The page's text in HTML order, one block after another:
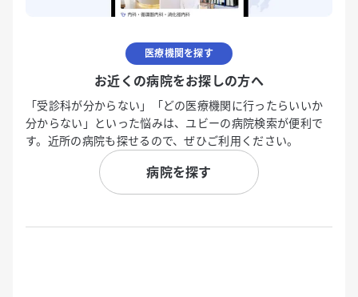
医療機関を探す
お近くの病院をお探しの方へ
「受診科が分からない」「どの医療機関に行ったらいいか
分からない」といった悩みは、ユビーの病院検索が便利で
す。近所の病院も探せるので、ぜひご利用ください。
病院を探す